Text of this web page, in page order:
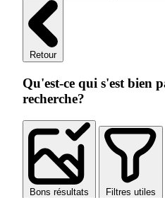
Retour
Qu'est-ce qui s'est bien
recherche?
Bons résultats Filtres utiles